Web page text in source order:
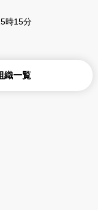
時15分
織一覧